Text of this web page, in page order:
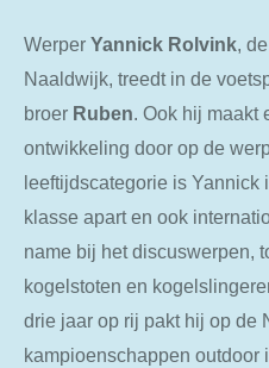
Werper Yannick Rolvink,
Naaldwijk, treedt in de
broer Ruben. Ook hij maakt
ontwikkeling door op de
leeftijdscategorie is
klasse apart en ook
name bij het discuswerpen,
kogelstoten en
drie jaar op rij pakt hij op de
kampioenschappen outdoor